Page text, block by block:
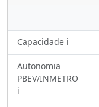
Capacidade ℹ️
Autonomia
PBEV/INMETRO
ℹ️